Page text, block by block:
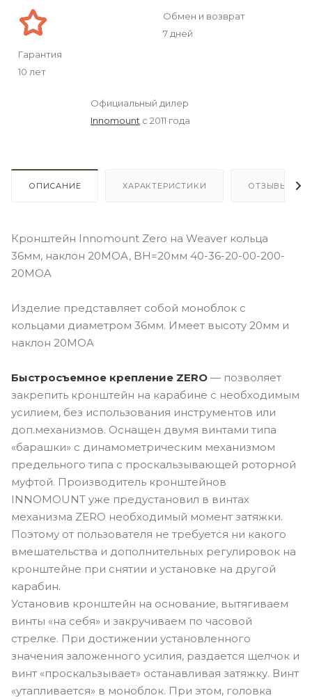
Гарантия
10 лет
Обмен и возврат
7 дней
Официальный дилер
Innomount с 2011 года
ОПИСАНИЕ ХАРАКТЕРИСТИКИ ОТЗЫВЫ
Кронштейн Innomount Zero на Weaver кольца
36мм, наклон 20MOA, BH=20мм 40-36-20-00-200-
20MOA
Изделие представляет собой моноблок с
кольцами диаметром 36мм. Имеет высоту 20мм и
наклон 20MOA
Быстросъемное крепление ZERO — позволяет
закрепить кронштейн на карабине с необходимым
усилием, без использования инструментов или
доп.механизмов. Оснащен двумя винтами типа
«барашки» с динамометрическим механизмом
предельного типа с проскальзывающей роторной
муфтой. Производитель кронштейнов
INNOMOUNT уже предустановил в винтах
механизма ZERO необходимый момент затяжки.
Поэтому от пользователя не требуется ни какого
вмешательства и дополнительных регулировок на
кронштейне при снятии и установке на другой
карабин.
Установив кронштейн на основание, вытягиваем
винты «на себя» и закручиваем по часовой
стрелке. При достижении установленного
значения заложенного усилия, раздается щелчок и
винт «проскальзывает» останавливая затяжку. Винт
«утапливается» в моноблок. При этом, головка